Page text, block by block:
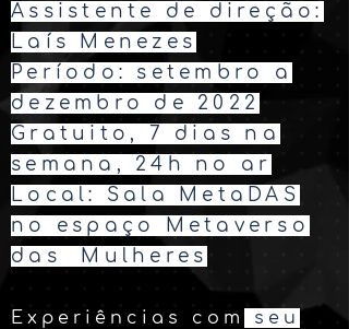
Assistente de direção:
Laís Menezes
Período: setembro a
dezembro de 2022
Gratuito, 7 dias na
semana, 24h no ar
Local: Sala MetaDAS
no espaço Metaverso
das Mulheres
Experiências com
seu